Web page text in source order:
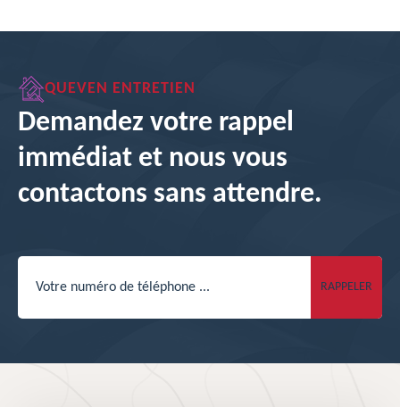
QUEVEN ENTRETIEN
Demandez votre rappel
immédiat et nous vous
contactons sans attendre.